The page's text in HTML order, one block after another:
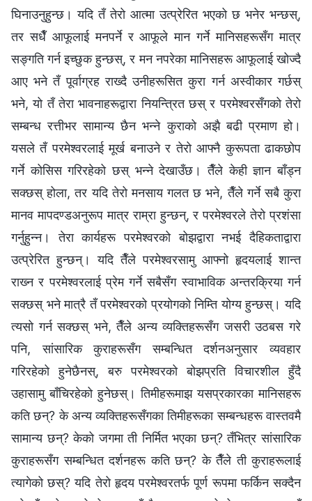
घिनाउनुहुन्छ। यदि तँ तेरो आत्मा उत्प्रेरित भएको छ भनेर भन्छस्,
तर सधैँ आफूलाई मनपर्ने र आफूले मान गर्ने मानिसहरूसँग मात्र
सङ्गति गर्न इच्छुक हुन्छस्, र मन नपरेका मानिसहरू आफूलाई खोज्‍दै
आए भने तँ पूर्वाग्रह राख्दै उनीहरूसित कुरा गर्न अस्वीकार गर्छस्
भने, यो तँ तेरा भावनाहरूद्वारा नियन्त्रित छस् र परमेश्‍वरसँगको तेरो
सम्बन्ध रत्तीभर सामान्य छैन भन्‍ने कुराको अझै बढी प्रमाण हो।
यसले तँ परमेश्‍वरलाई मूर्ख बनाउने र तेरो आफ्नै कुरूपता ढाकछोप
गर्ने कोसिस गरिरहेको छस् भन्‍ने देखाउँछ। तैँले केही ज्ञान बाँड्न
सक्‍छस् होला, तर यदि तेरो मनसाय गलत छ भने, तैँले गर्ने सबै कुरा
मानव मापदण्डअनुरूप मात्र राम्रा हुन्छन्, र परमेश्‍वरले तेरो प्रशंसा
गर्नुहुन्‍न। तेरा कार्यहरू परमेश्‍वरको बोझद्वारा नभई दैहिकताद्वारा
उत्प्रेरित हुन्छन्। यदि तैँले परमेश्‍वरसामु आफ्‍नो हृदयलाई शान्त
राख्‍न र परमेश्‍वरलाई प्रेम गर्ने सबैसँग स्वाभाविक अन्तरक्रिया गर्न
सक्छस् भने मात्रै तँ परमेश्‍वरको प्रयोगको निम्ति योग्य हुन्छस्। यदि
त्यसो गर्न सक्छस् भने, तैँले अन्य व्यक्तिहरूसँग जसरी उठबस गरे
पनि, सांसारिक कुराहरूसँग सम्‍बन्धित दर्शनअनुसार व्यवहार
गरिरहेको हुनेछैनस्, बरु परमेश्‍वरको बोझप्रति विचारशील हुँदै
उहासामु बाँचिरहेको हुनेछस्। तिमीहरूमाझ यसप्रकारका मानिसहरू
कति छन्? के अन्य व्यक्तिहरूसँगका तिमीहरूका सम्बन्धहरू वास्तवमै
सामान्य छन्? केको जगमा ती निर्मित भएका छन्? तँभित्र सांसारिक
कुराहरूसँग सम्‍बन्धित दर्शनहरू कति छन्? के तैँले ती कुराहरूलाई
त्यागेको छस्? यदि तेरो हृदय परमेश्‍वरतर्फ पूर्ण रूपमा फर्किन सक्दैन